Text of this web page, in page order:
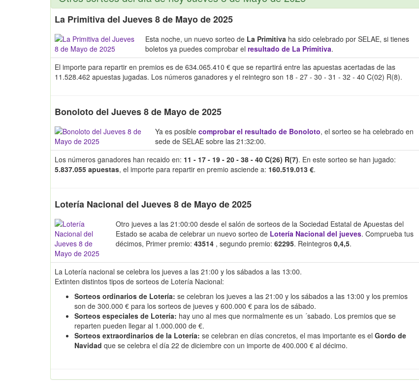
La Primitiva del Jueves 8 de Mayo de 2025
Esta noche, un nuevo sorteo de La Primitiva ha sido celebrado por SELAE, si tienes
boletos ya puedes comprobar el resultado de La Primitiva.
El importe para repartir en premios es de 634.065.410 € que se repartirá entre las apuestas acertadas de las
11.528.462 apuestas jugadas. Los números ganadores y el reintegro son 18 - 27 - 30 - 31 - 32 - 40 C(02) R(8).
Bonoloto del Jueves 8 de Mayo de 2025
Ya es posible comprobar el resultado de Bonoloto, el sorteo se ha celebrado en
sede de SELAE sobre las 21:32:00.
Los números ganadores han recaido en: 11 - 17 - 19 - 20 - 38 - 40 C(26) R(7). En este sorteo se han jugado:
5.837.055 apuestas, el importe para repartir en premio asciende a: 160.519.013 €.
Lotería Nacional del Jueves 8 de Mayo de 2025
Otro jueves a las 21:00:00 desde el salón de sorteos de la Sociedad Estatal de Apuestas del
Estado se acaba de celebrar un nuevo sorteo de Lotería Nacional del jueves. Comprueba tus
décimos, Primer premio: 43514 , segundo premio: 62295. Reintegros 0,4,5.
La Lotería nacional se celebra los jueves a las 21:00 y los sábados a las 13:00.
Extinten distintos tipos de sorteos de Lotería Nacional:
Sorteos ordinarios de Lotería: se celebran los jueves a las 21:00 y los sábados a las 13:00 y los premios
son de 300.000 € para los sorteos de jueves y 600.000 € para los de sábado.
Sorteos especiales de Lotería: hay uno al mes que normalmente es un ´sabado. Los premios que se
reparten pueden llegar al 1.000.000 de €.
Sorteos extraordinarios de la Lotería: se celebran en días concretos, el mas importante es el Gordo de
Navidad que se celebra el día 22 de diciembre con un importe de 400.000 € al décimo.